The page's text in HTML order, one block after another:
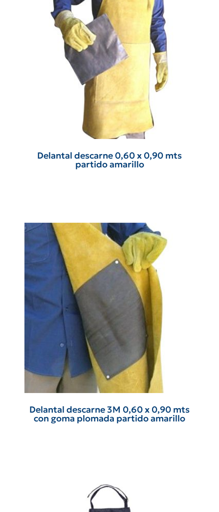
Delantal descarne 0,60 x 0,90 mts
partido amarillo
Delantal descarne 3M 0,60 x 0,90 mts
con goma plomada partido amarillo